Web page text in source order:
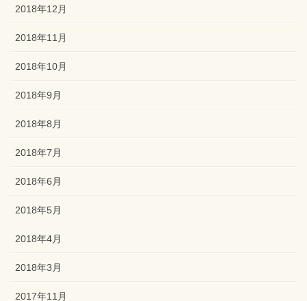
2018年12月
2018年11月
2018年10月
2018年9月
2018年8月
2018年7月
2018年6月
2018年5月
2018年4月
2018年3月
2017年11月